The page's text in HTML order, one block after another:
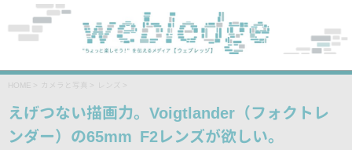
HOME カメラと写真
えげつない描画力。Voigtlander（フォクトレ
ンダー）の65mm F2レンズが欲しい。